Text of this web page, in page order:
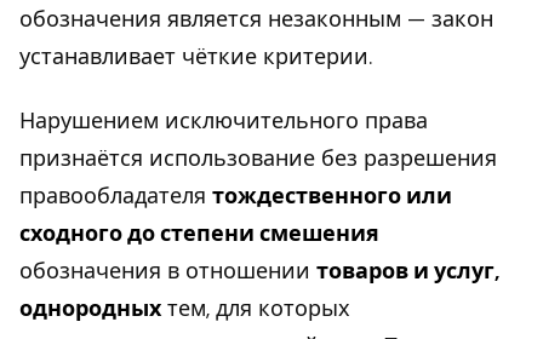
обозначения является незаконным — закон
устанавливает чёткие критерии.
Нарушением исключительного права
признаётся использование без разрешения
правообладателя тождественного или
сходного до степени смешения
обозначения в отношении товаров и услуг,
однородных тем, для которых